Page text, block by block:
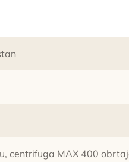
centrifuga MAX 400